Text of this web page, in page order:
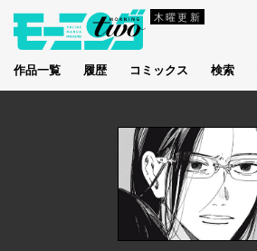
木曜更新
作品一覧 履歴 コミックス 検索